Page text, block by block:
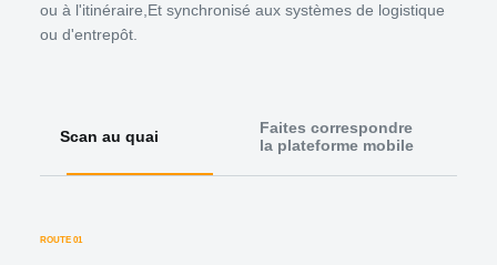
ou à l'itinéraire,Et synchronisé aux systèmes de logistique
ou d'entrepôt.
Scan au quai
Faites correspondre
la plateforme mobile
ROUTE 01